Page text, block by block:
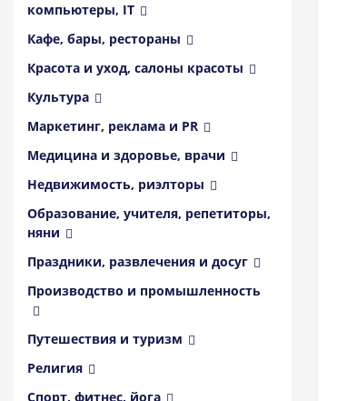
компьютеры, IT
Кафе, бары, рестораны
Красота и уход, салоны красоты
Культура
Маркетинг, реклама и PR
Медицина и здоровье, врачи
Недвижимость, риэлторы
Образование, учителя, репетиторы,
няни
Праздники, развлечения и досуг
Производство и промышленность
Путешествия и туризм
Религия
Спорт, фитнес, йога